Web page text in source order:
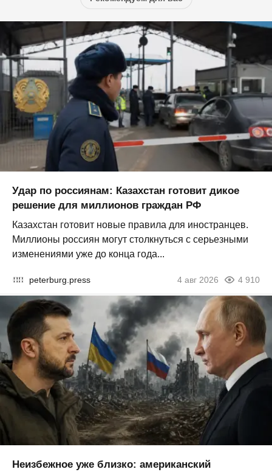
Удар по россиянам: Казахстан готовит дикое
решение для миллионов граждан РФ
Казахстан готовит новые правила для иностранцев.
Миллионы россиян могут столкнуться с серьезными
изменениями уже до конца года...
peterburg.press 4 авг 2026 4 910
Неизбежное уже близко: американский